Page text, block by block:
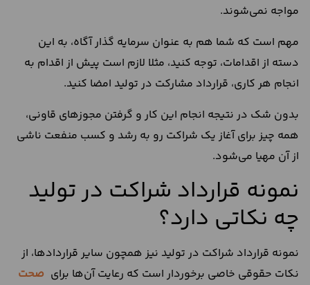
مواجه نمی‌شوند.
مهم است که شما هم به عنوان سرمایه گذار آگاه، به این
دسته از اقدامات، توجه کنید، مثلا لازم است پیش از اقدام به
انجام هر کاری، قرارداد مشارکت در تولید امضا کنید.
بدون شک در نتیجه انجام این کار و گرفتن مجوز‌های قاونی،
همه چیز برای آغاز یک شراکت رو به رشد و کسب منفعت ناشی
از آن مهیا می‌شود.
نمونه قرارداد شراکت در تولید
چه نکاتی دارد؟
نمونه قرارداد شراکت در تولید نیز همچون سایر قرارداد‌ها، از
نکات حقوقی خاصی برخوردار است که رعایت آن‌ها برای صحت